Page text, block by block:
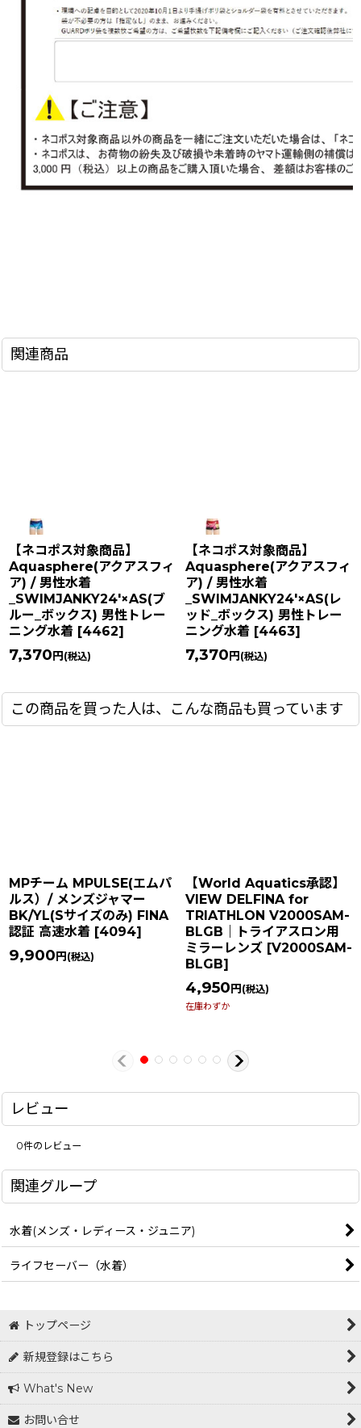
関連商品
【ネコポス対象商品】
Aquasphere(アクアスフィ
ア) / 男性水着
_SWIMJANKY24'×AS(ブ
ルー_ボックス) 男性トレー
ニング水着 [4462]
7,370円(税込)
【ネコポス対象商品】
Aquasphere(アクアスフィ
ア) / 男性水着
_SWIMJANKY24'×AS(レ
ッド_ボックス) 男性トレー
ニング水着 [4463]
7,370円(税込)
この商品を買った人は、こんな商品も買っています
MPチーム MPULSE(エムパ
ルス）/ メンズジャマー
BK/YL(Sサイズのみ) FINA
認証 高速水着 [4094]
9,900円(税込)
【World Aquatics承認】
VIEW DELFINA for
TRIATHLON V2000SAM-
BLGB｜トライアスロン用
ミラーレンズ [V2000SAM-
BLGB]
4,950円(税込)
在庫わずか
レビュー
0件のレビュー
関連グループ
水着(メンズ・レディース・ジュニア)
ライフセーバー（水着）
トップページ
新規登録はこちら
What's New
お問い合せ